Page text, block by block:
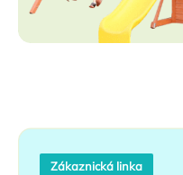
Zákaznická linka